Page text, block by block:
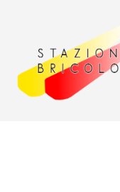
navigazione
contenuto